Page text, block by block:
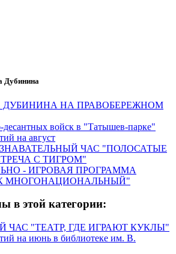
Дубинина
ДУБИНИНА НА ПРАВОБЕРЕЖНОМ
войск в "Татышев-парке"
на август
ЧАС "ПОЛОСАТЫЕ
С ТИГРОМ"
- ИГРОВАЯ ПРОГРАММА
МНОГОНАЦИОНАЛЬНЫЙ"
в этой категории:
ЧАС "ТЕАТР, ГДЕ ИГРАЮТ КУКЛЫ"
на июнь в библиотеке им. В.